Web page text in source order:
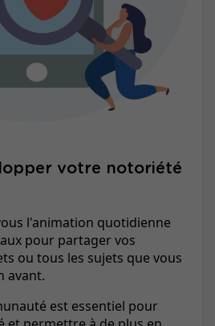
votre notoriété
l'animation quotidienne
pour partager vos
ou tous les sujets que vous
avant.
est essentiel pour